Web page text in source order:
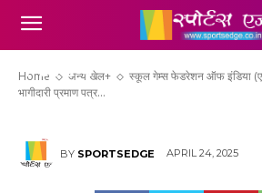
Home अन्य खेल+
स्कूल गेम्स फेडरेशन ऑफ इंडिया
भागीदारी प्रमाण पत्र...
स्कूल गेम्स फेडरेशन ऑफ
के खिलाड़ियों की भागीदारी
में उपलब्ध
BY SPORTSEDGE APRIL 24, 2025